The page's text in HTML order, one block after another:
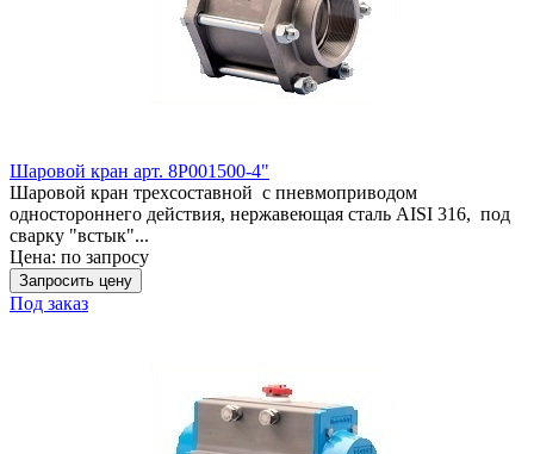
Шаровой кран арт. 8Р001500-4"
Шаровой кран трехсоставной с пневмоприводом
одностороннего действия, нержавеющая сталь AISI 316, под
сварку "встык"...
Цена: по запросу
Запросить цену
Под заказ